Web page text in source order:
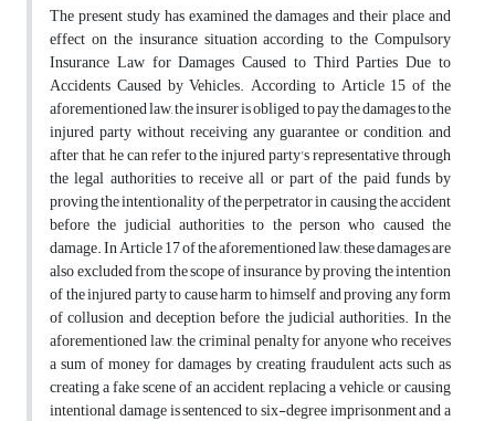
The present study has examined the damages and their place and
effect on the insurance situation according to the Compulsory
Insurance Law for Damages Caused to Third Parties Due to
Accidents Caused by Vehicles. According to Article 15 of the
aforementioned law, the insurer is obliged to pay the damages to the
injured party without receiving any guarantee or condition, and
after that, he can refer to the injured party's representative through
the legal authorities to receive all or part of the paid funds by
proving the intentionality of the perpetrator in causing the accident
before the judicial authorities to the person who caused the
damage. In Article 17 of the aforementioned law, these damages are
also excluded from the scope of insurance by proving the intention
of the injured party to cause harm to himself and proving any form
of collusion and deception before the judicial authorities. In the
aforementioned law, the criminal penalty for anyone who receives
a sum of money for damages by creating fraudulent acts such as
creating a fake scene of an accident, replacing a vehicle, or causing
intentional damage is sentenced to six-degree imprisonment and a